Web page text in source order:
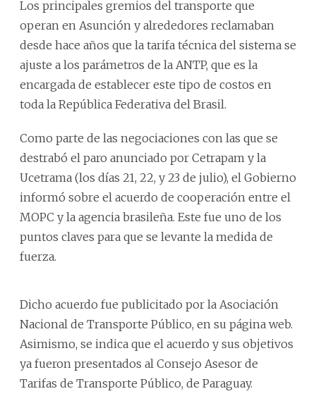
Los principales gremios del transporte que
operan en Asunción y alrededores reclamaban
desde hace años que la tarifa técnica del sistema se
ajuste a los parámetros de la ANTP, que es la
encargada de establecer este tipo de costos en
toda la República Federativa del Brasil.
Como parte de las negociaciones con las que se
destrabó el paro anunciado por Cetrapam y la
Ucetrama (los días 21, 22, y 23 de julio), el Gobierno
informó sobre el acuerdo de cooperación entre el
MOPC y la agencia brasileña. Este fue uno de los
puntos claves para que se levante la medida de
fuerza.
Dicho acuerdo fue publicitado por la Asociación
Nacional de Transporte Público, en su página web.
Asimismo, se indica que el acuerdo y sus objetivos
ya fueron presentados al Consejo Asesor de
Tarifas de Transporte Público, de Paraguay.